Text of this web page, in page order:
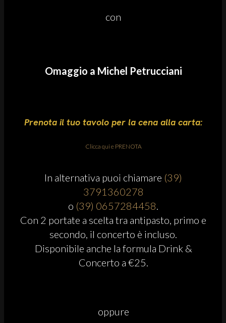
con
Omaggio a Michel Petrucciani
Prenota il tuo tavolo per la cena alla carta:
Clicca qui e PRENOTA
In alternativa puoi chiamare (39)
3791360278
o (39) 0657284458.
Con 2 portate a scelta tra antipasto, primo e
secondo, il concerto è incluso.
Disponibile anche la formula Drink &
Concerto a €25.
oppure